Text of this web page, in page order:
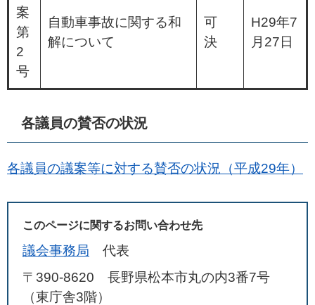
案
第
2
号
自動車事故に関する和
解について
可
決
H29年7
月27日
各議員の賛否の状況
各議員の議案等に対する賛否の状況（平成29年）
このページに関するお問い合わせ先
議会事務局
代表
〒390-8620 長野県松本市丸の内3番7号
（東庁舎3階）